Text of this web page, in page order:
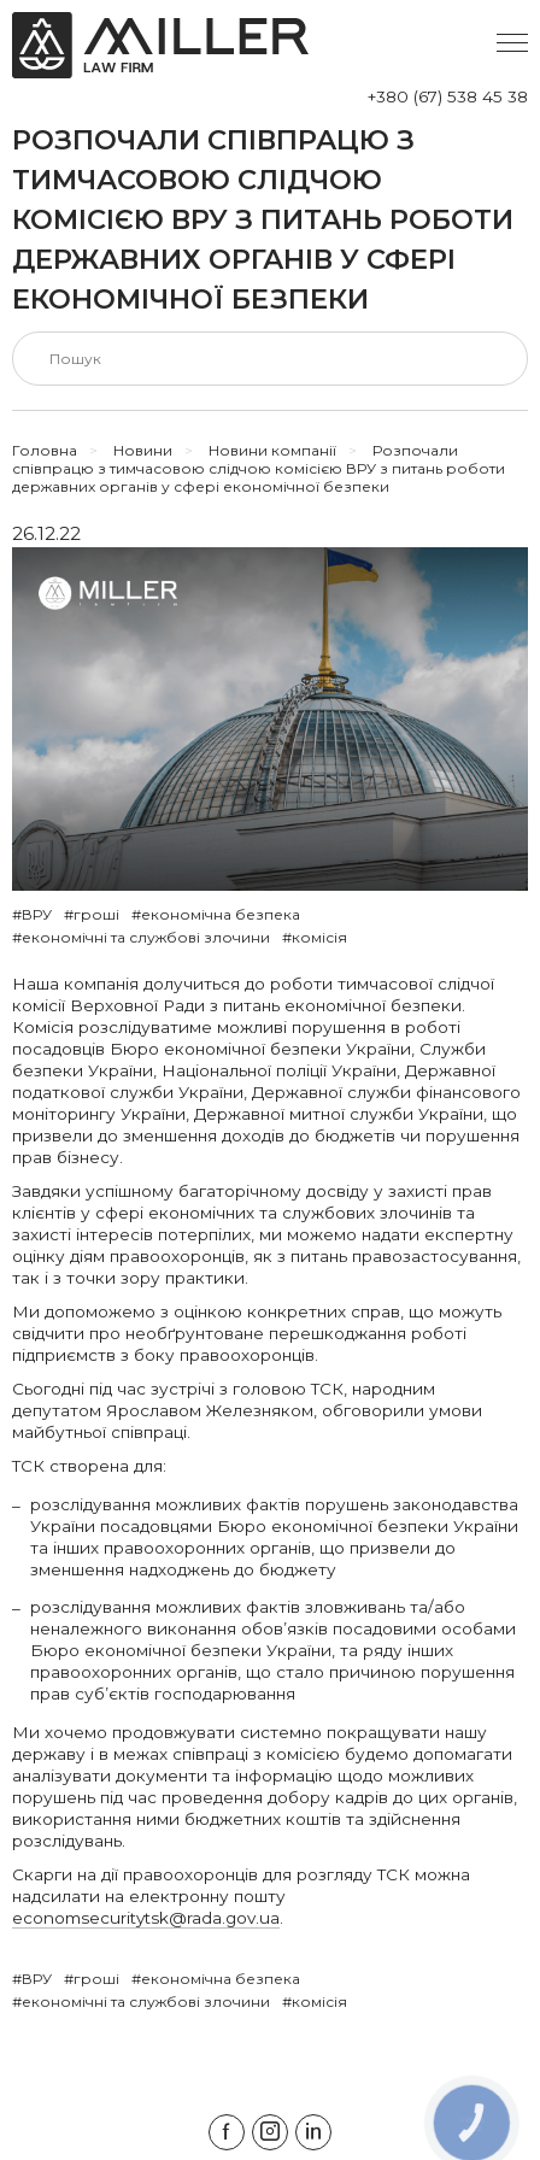
+380 (67) 538 45 38
РОЗПОЧАЛИ СПІВПРАЦЮ З
ТИМЧАСОВОЮ СЛІДЧОЮ
КОМІСІЄЮ ВРУ З ПИТАНЬ РОБОТИ
ДЕРЖАВНИХ ОРГАНІВ У СФЕРІ
ЕКОНОМІЧНОЇ БЕЗПЕКИ
Головна > Новини > Новини компанії >
Розпочали
співпрацю з тимчасовою слідчою комісією ВРУ з питань роботи
державних органів у сфері економічної безпеки
26.12.22
#ВРУ #гроші
#економічна безпека
#економічні та службові злочини
#комісія
Наша компанія долучиться до роботи тимчасової слідчої
комісії Верховної Ради з питань економічної безпеки.
Комісія розслідуватиме можливі порушення в роботі
посадовців Бюро економічної безпеки України, Служби
безпеки України, Національної поліції України, Державної
податкової служби України, Державної служби фінансового
моніторингу України, Державної митної служби України, що
призвели до зменшення доходів до бюджетів чи порушення
прав бізнесу.
Завдяки успішному багаторічному досвіду у захисті прав
клієнтів у сфері економічних та службових злочинів та
захисті інтересів потерпілих, ми можемо надати експертну
оцінку діям правоохоронців, як з питань правозастосування,
так і з точки зору практики.
Ми допоможемо з оцінкою конкретних справ, що можуть
свідчити про необґрунтоване перешкоджання роботі
підприємств з боку правоохоронців.
Сьогодні під час зустрічі з головою ТСК, народним
депутатом Ярославом Железняком, обговорили умови
майбутньої співпраці.
ТСК створена для:
розслідування можливих фактів порушень законодавства
України посадовцями Бюро економічної безпеки України
та інших правоохоронних органів, що призвели до
зменшення надходжень до бюджету
розслідування можливих фактів зловживань та/або
неналежного виконання обов’язків посадовими особами
Бюро економічної безпеки України, та ряду інших
правоохоронних органів, що стало причиною порушення
прав суб’єктів господарювання
Ми хочемо продовжувати системно покращувати нашу
державу і в межах співпраці з комісією будемо допомагати
аналізувати документи та інформацію щодо можливих
порушень під час проведення добору кадрів до цих органів,
використання ними бюджетних коштів та здійснення
розслідувань.
Скарги на дії правоохоронців для розгляду ТСК можна
надсилати на електронну пошту
economsecuritytsk@rada.gov.ua
#ВРУ #гроші
#економічна безпека
#економічні та службові злочини
#комісія
КНОПКА
ЗВ'ЯЗКУ